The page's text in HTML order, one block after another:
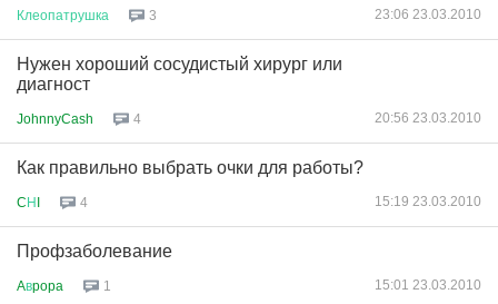
Клеопатрушка 3 23:06 23.03.2010
Нужен хороший сосудистый хирург или
диагност
JohnnyCash 4 20:56 23.03.2010
Как правильно выбрать очки для работы?
CНI 4 15:19 23.03.2010
Профзаболевание
Aвpopa 1 15:01 23.03.2010